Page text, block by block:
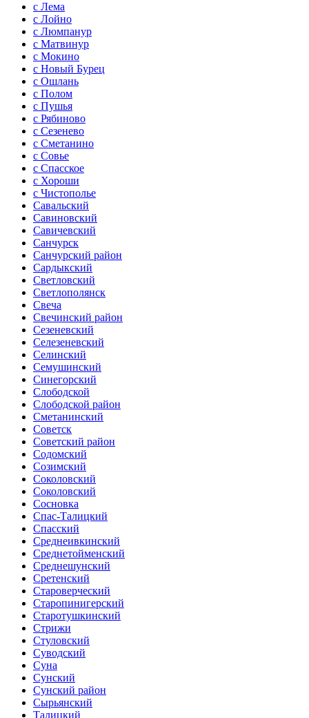
с Лема
с Лойно
с Люмпанур
с Матвинур
с Мокино
с Новый Бурец
с Ошлань
с Полом
с Пушья
с Рябиново
с Сезенево
с Сметанино
с Совье
с Спасское
с Хороши
с Чистополье
Савальский
Савиновский
Савичевский
Санчурск
Санчурский район
Сардыкский
Светловский
Светлополянск
Свеча
Свечинский район
Сезеневский
Селезеневский
Селинский
Семушинский
Синегорский
Слободской
Слободской район
Сметанинский
Советск
Советский район
Содомский
Созимский
Соколовский
Соколовский
Сосновка
Спас-Талицкий
Спасский
Среднеивкинский
Среднетойменский
Среднешунский
Сретенский
Староверческий
Старопинигерский
Старотушкинский
Стрижи
Стуловский
Суводский
Суна
Сунский
Сунский район
Сырьянский
Талицкий